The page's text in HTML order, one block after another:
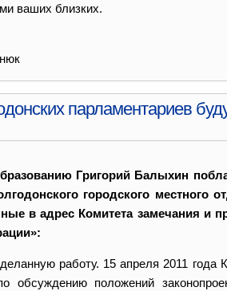
ваших близких.
парламентариев
Григорий Балыхин
городского местного
в адрес Комитета замечания и
работу. 15 апреля 2011 года
обсуждению положений